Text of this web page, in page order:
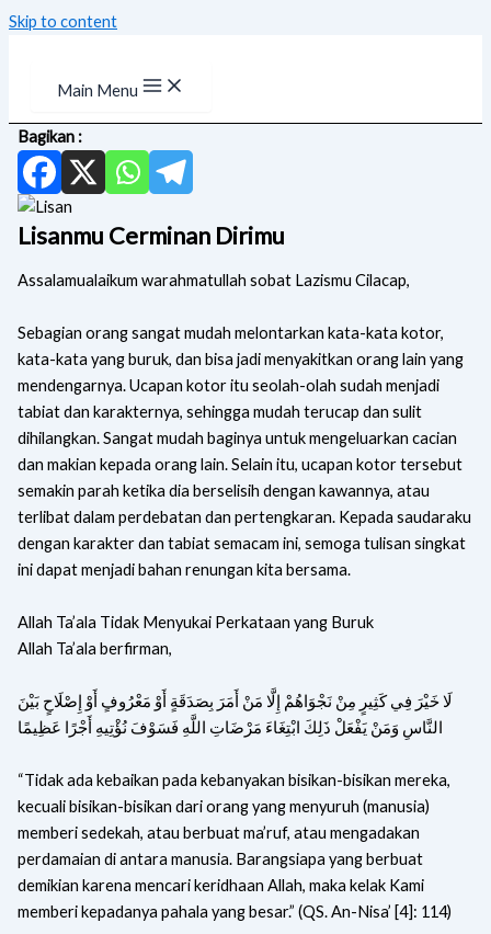
Skip to content
Main Menu
Bagikan :
Lisanmu Cerminan Dirimu
Assalamualaikum warahmatullah sobat Lazismu Cilacap,
Sebagian orang sangat mudah melontarkan kata-kata kotor,
kata-kata yang buruk, dan bisa jadi menyakitkan orang lain yang
mendengarnya. Ucapan kotor itu seolah-olah sudah menjadi
tabiat dan karakternya, sehingga mudah terucap dan sulit
dihilangkan. Sangat mudah baginya untuk mengeluarkan cacian
dan makian kepada orang lain. Selain itu, ucapan kotor tersebut
semakin parah ketika dia berselisih dengan kawannya, atau
terlibat dalam perdebatan dan pertengkaran. Kepada saudaraku
dengan karakter dan tabiat semacam ini, semoga tulisan singkat
ini dapat menjadi bahan renungan kita bersama.
Allah Ta’ala Tidak Menyukai Perkataan yang Buruk
Allah Ta’ala berfirman,
لَا خَيْرَ فِي كَثِيرٍ مِنْ نَجْوَاهُمْ إِلَّا مَنْ أَمَرَ بِصَدَقَةٍ أَوْ مَعْرُوفٍ أَوْ إِصْلَاحٍ بَيْنَ
النَّاسِ وَمَنْ يَفْعَلْ ذَلِكَ ابْتِغَاءَ مَرْضَاتِ اللَّهِ فَسَوْفَ نُؤْتِيهِ أَجْرًا عَظِيمًا
“Tidak ada kebaikan pada kebanyakan bisikan-bisikan mereka,
kecuali bisikan-bisikan dari orang yang menyuruh (manusia)
memberi sedekah, atau berbuat ma’ruf, atau mengadakan
perdamaian di antara manusia. Barangsiapa yang berbuat
demikian karena mencari keridhaan Allah, maka kelak Kami
memberi kepadanya pahala yang besar.” (QS. An-Nisa’ [4]: 114)